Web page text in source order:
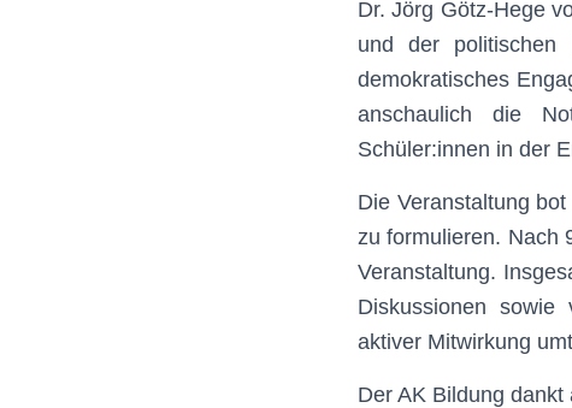
Dr. Jörg Götz-Hege
und der politischen
demokratisches
anschaulich die
Schüler:innen in der
Die Veranstaltung
zu formulieren. Nach
Veranstaltung.
Diskussionen sowie
aktiver Mitwirkung
Der AK Bildung